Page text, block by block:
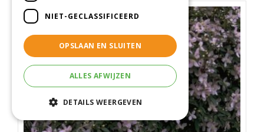
NIET-GECLASSIFICEERD
OPSLAAN EN SLUITEN
ALLES AFWIJZEN
DETAILS WEERGEVEN